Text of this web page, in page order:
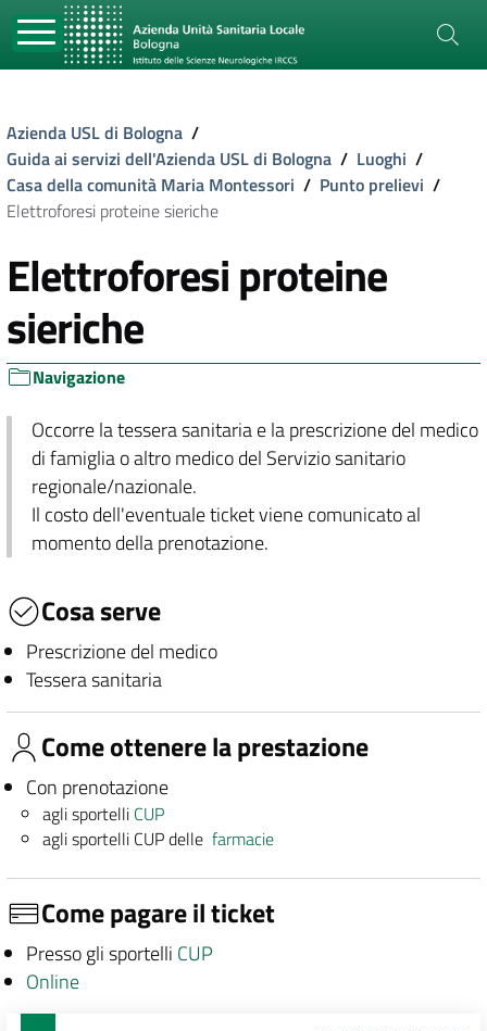
Azienda USL di Bologna /
Guida ai servizi dell'Azienda USL di Bologna / Luoghi /
Casa della comunità Maria Montessori / Punto prelievi /
Elettroforesi proteine sieriche
Elettroforesi proteine
sieriche
Navigazione
Occorre la tessera sanitaria e la prescrizione del medico
di famiglia o altro medico del Servizio sanitario
regionale/nazionale.
Il costo dell'eventuale ticket viene comunicato al
momento della prenotazione.
Cosa serve
Prescrizione del medico
Tessera sanitaria
Come ottenere la prestazione
Con prenotazione
agli sportelli CUP
agli sportelli CUP dellefarmacie
Come pagare il ticket
Presso gli sportelli CUP
Online